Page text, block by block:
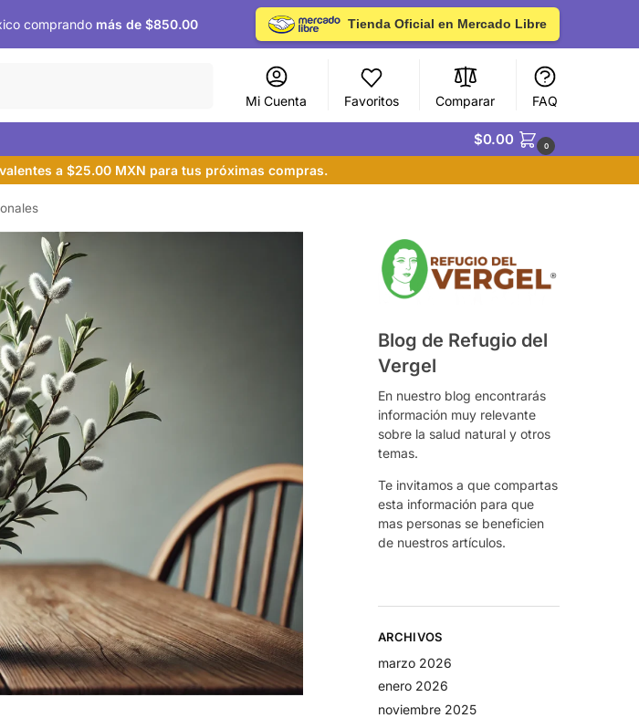
comprando más de $850.00 Tienda Oficial en Mercado Libre
Mi Cuenta Favoritos Comparar FAQ
$0.00 0
a $25.00 MXN para tus próximas compras.
Blog de Refugio del
Vergel
En nuestro blog encontrarás
información muy relevante
sobre la salud natural y otros
temas.
Te invitamos a que compartas
esta información para que
mas personas se beneficien
de nuestros artículos.
ARCHIVOS
marzo 2026
enero 2026
noviembre 2025